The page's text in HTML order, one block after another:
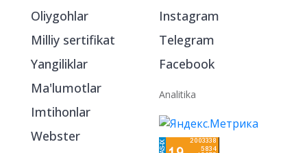
Bo‘limlar
Oliygohlar
Ijtimoiy tarmoqlarda
Telegram
Facebook